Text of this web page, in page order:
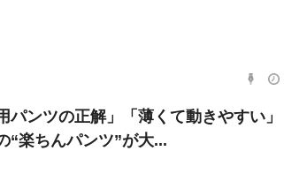
パンツの正解」「薄くて動きやすい
“楽ちんパンツ”が大...